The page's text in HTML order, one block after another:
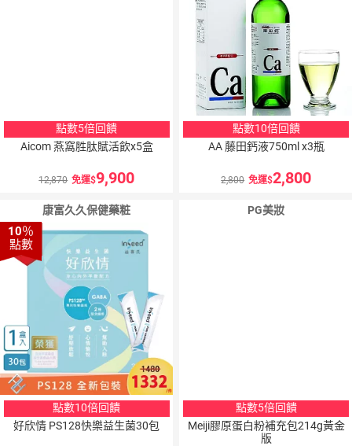
點數5倍回饋
Aicom 燕窩胜肽賦活飲x5盒
12,870 免運 9,900
點數10倍回饋
AA 藤田鈣液750ml x3瓶
2,800 免運 2,800
康富久久保健藥粧
10％
點數
點數10倍回饋
好欣情 PS128快樂益生菌30包
PG美妝
點數5倍回饋
Meiji膠原蛋白粉補充包214g黃金
版